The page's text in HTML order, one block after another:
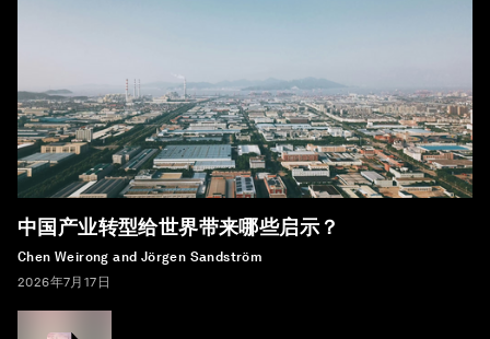
中国产业转型给世界带来哪些启示？
Chen Weirong and Jörgen Sandström
2026年7月17日